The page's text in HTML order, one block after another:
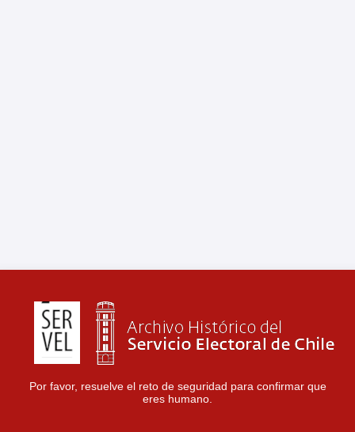
Por favor, resuelve el reto de seguridad para confirmar que
eres humano.